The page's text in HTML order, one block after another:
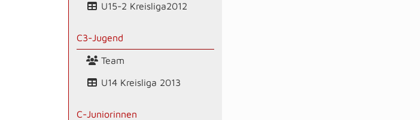
U15-2 Kreisliga2012
C3-Jugend
Team
U14 Kreisliga 2013
C-Juniorinnen